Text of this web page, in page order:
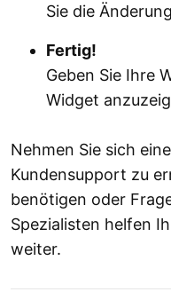
Sie die
Fertig!
Geben Sie Ihre
Widget
Nehmen Sie sich
Kundensupport zu
benötigen oder
Spezialisten helfen
weiter.